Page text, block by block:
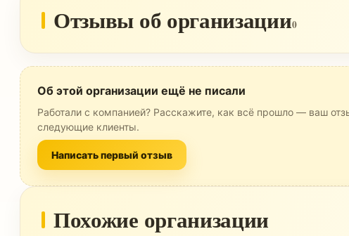
Отзывы об организации0
Об этой организации ещё не писали
Работали с компанией? Расскажите, как всё прошло — ваш
следующие клиенты.
Написать первый отзыв
Похожие организации